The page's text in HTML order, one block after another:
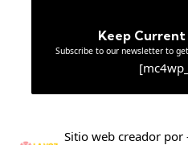
Keep Current
Subscribe to our newsletter to
Sitio web creador por